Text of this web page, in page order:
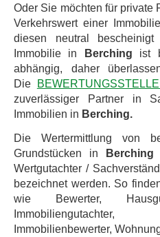
Oder Sie möchten für private
Verkehrswert einer
diesen neutral
Immobilie in
Berching ist
abhängig, daher
Die
zuverlässiger Partner in
Immobilien in Berching.
Die Wertermittlung von
Grundstücken in
Berching
Wertgutachter /
bezeichnet werden. So
wie Bewerter,
Immobiliengutachter,
Immobilienbewerter,